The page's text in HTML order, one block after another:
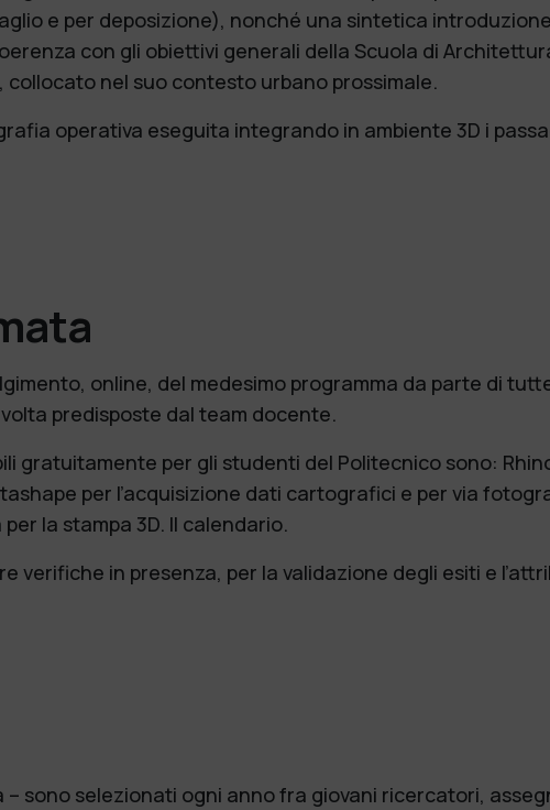
e per deposizione), nonché una sintetica
con gli obiettivi generali della Scuola di
nel suo contesto urbano prossimale.
operativa eseguita integrando in ambiente 3D i
online, del medesimo programma da parte di
predisposte dal team docente.
gratuitamente per gli studenti del Politecnico sono:
per l’acquisizione dati cartografici e per via
la stampa 3D. Il calendario.
verifiche in presenza, per la validazione degli esiti e
– sono selezionati ogni anno fra giovani ricercatori,